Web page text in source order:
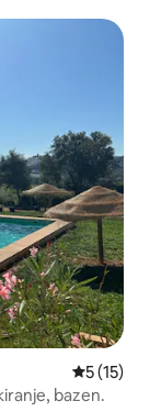
Prosječna
5 (15)
bazen.